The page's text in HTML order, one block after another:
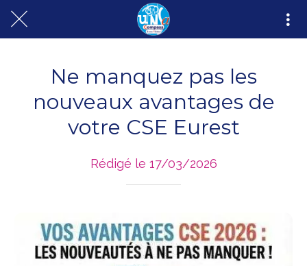
Ne manquez pas les
nouveaux avantages de
votre CSE Eurest
Rédigé le 17/03/2026